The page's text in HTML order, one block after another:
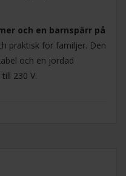
och en barnspärr på
praktisk för familjer. Den
och en jordad
230 V.